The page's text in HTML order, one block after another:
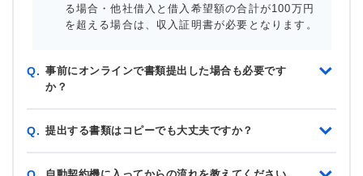
る場合・他社借入と借入希望額の合計が100万円
を超える場合は、収入証明書が必要となります。
Q. 事前にオンラインで書類提出した場合も必要です
か？
Q. 提出する書類はコピーでも大丈夫ですか？